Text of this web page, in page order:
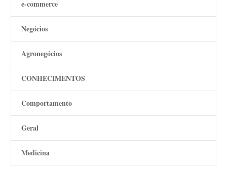
e-commerce
Negócios
Agronegócios
CONHECIMENTOS
Comportamento
Geral
Medicina